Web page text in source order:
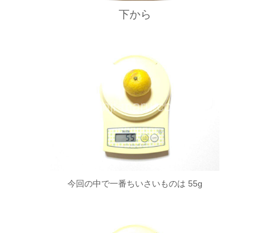
下から
今回の中で一番ちいさいものは 55g